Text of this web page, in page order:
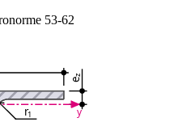
53-62
e
z
r1 y